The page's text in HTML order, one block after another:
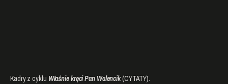
Kadry z cyklu Właśnie kręci Pan Walencik(CYTATY).